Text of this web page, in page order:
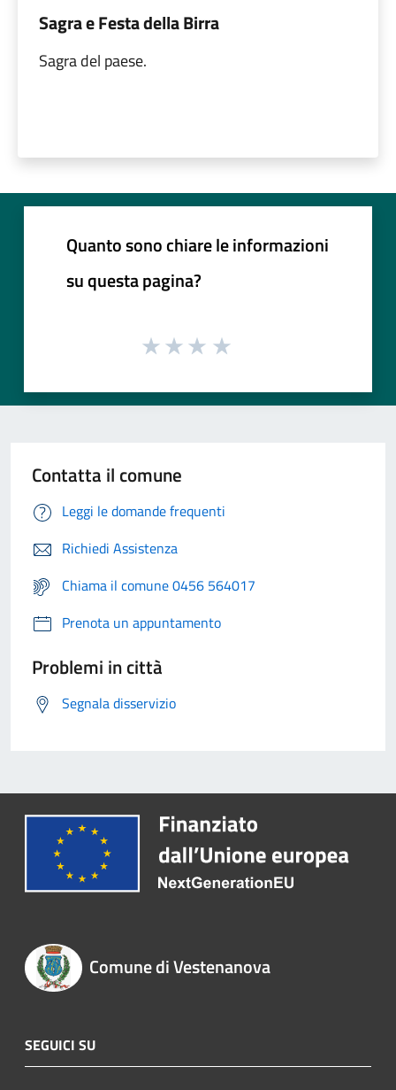
Sagra e Festa della Birra
Sagra del paese.
Quanto sono chiare le informazioni
su questa pagina?
Contatta il comune
Leggi le domande frequenti
Richiedi Assistenza
Chiama il comune 0456 564017
Prenota un appuntamento
Problemi in città
Segnala disservizio
Comune di Vestenanova
SEGUICI SU